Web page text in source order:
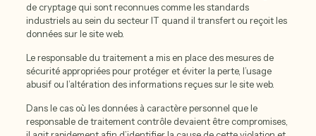
de cryptage qui sont reconnues comme les standards
industriels au sein du secteur IT quand il transfert ou reçoit les
données sur le site web.
Le responsable du traitement a mis en place des mesures de
sécurité appropriées pour protéger et éviter la perte, l’usage
abusif ou l’altération des informations reçues sur le site web.
Dans le cas où les données à caractère personnel que le
responsable de traitement contrôle devaient être compromises,